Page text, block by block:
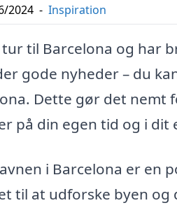
2024 - Inspiration
til Barcelona og har
gode nyheder – du
Dette gør det nemt
på din egen tid og i dit
i Barcelona er
til at udforske byen og